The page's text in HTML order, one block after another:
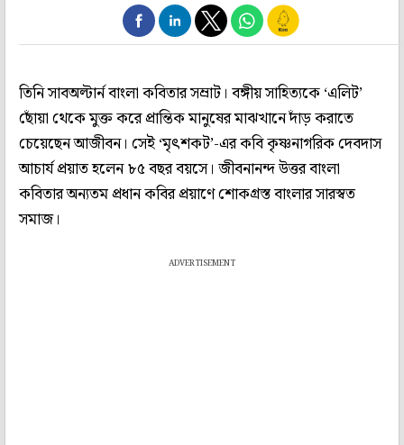
তিনি সাবঅল্টার্ন বাংলা কবিতার সম্রাট। বঙ্গীয় সাহিত্যকে ‘এলিট’
ছোঁয়া থেকে মুক্ত করে প্রান্তিক মানুষের মাঝখানে দাঁড় করাতে
চেয়েছেন আজীবন। সেই ‘মৃৎশকট’-এর কবি কৃষ্ণনাগরিক দেবদাস
আচার্য প্রয়াত হলেন ৮৫ বছর বয়সে। জীবনানন্দ উত্তর বাংলা
কবিতার অন্যতম প্রধান কবির প্রয়াণে শোকগ্রস্ত বাংলার সারস্বত
সমাজ।
ADVERTISEMENT